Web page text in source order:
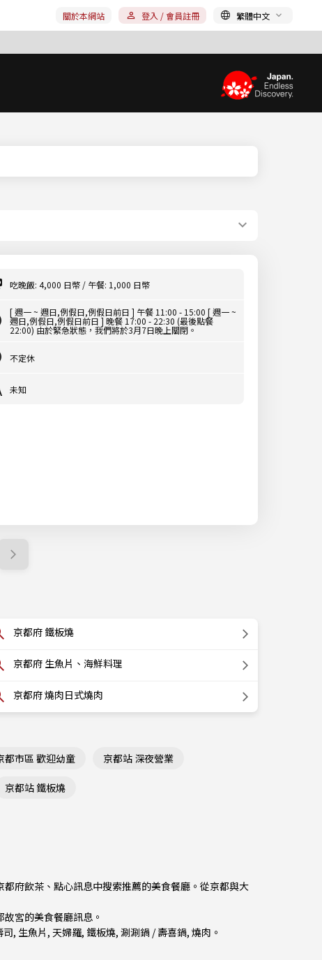
關於本網站 登入 / 會員註冊 繁體中文
吃晚飯: 4,000 日幣 / 午餐: 1,000 日幣
[ 週一 ~ 週日,例假日,例假日前日 ] 午餐 11:00 - 15:00 [ 週一 ~
週日,例假日,例假日前日 ] 晚餐 17:00 - 22:30 (最後點餐
22:00) 由於緊急狀態，我們將於3月7日晚上關閉。
不定休
未知
京都府 鐵板燒
京都府 生魚片、海鮮料理
京都府 燒肉日式燒肉
都市區 歡迎幼童 京都站 深夜營業
京都站 鐵板燒
府飲茶、點心訊息中搜索推薦的美食餐廳。從京都與大
宮的美食餐廳訊息。
司, 生魚片 , 天婦羅, 鐵板燒, 涮涮鍋 / 壽喜鍋, 燒肉 。